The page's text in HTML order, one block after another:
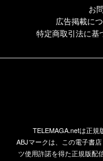
お
広告掲載に
特定商取引法に基
TELEMAGA.netは正規
ABJマークは、この電子書
ツ使用許諾を得た正規版配